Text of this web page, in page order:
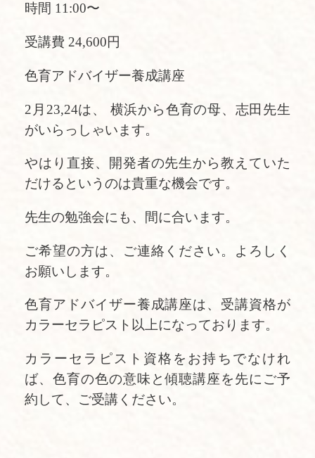
時間 11:00〜
受講費 24,600円
色育アドバイザー養成講座
2月23,24は、 横浜から色育の母、志田先生
がいらっしゃいます。
やはり直接、開発者の先生から教えていた
だけるというのは貴重な機会です。
先生の勉強会にも、間に合います。
ご希望の方は、ご連絡ください。よろしく
お願いします。
色育アドバイザー養成講座は、受講資格が
カラーセラピスト以上になっております。
カラーセラピスト資格をお持ちでなけれ
ば、色育の色の意味と傾聴講座を先にご予
約して、ご受講ください。